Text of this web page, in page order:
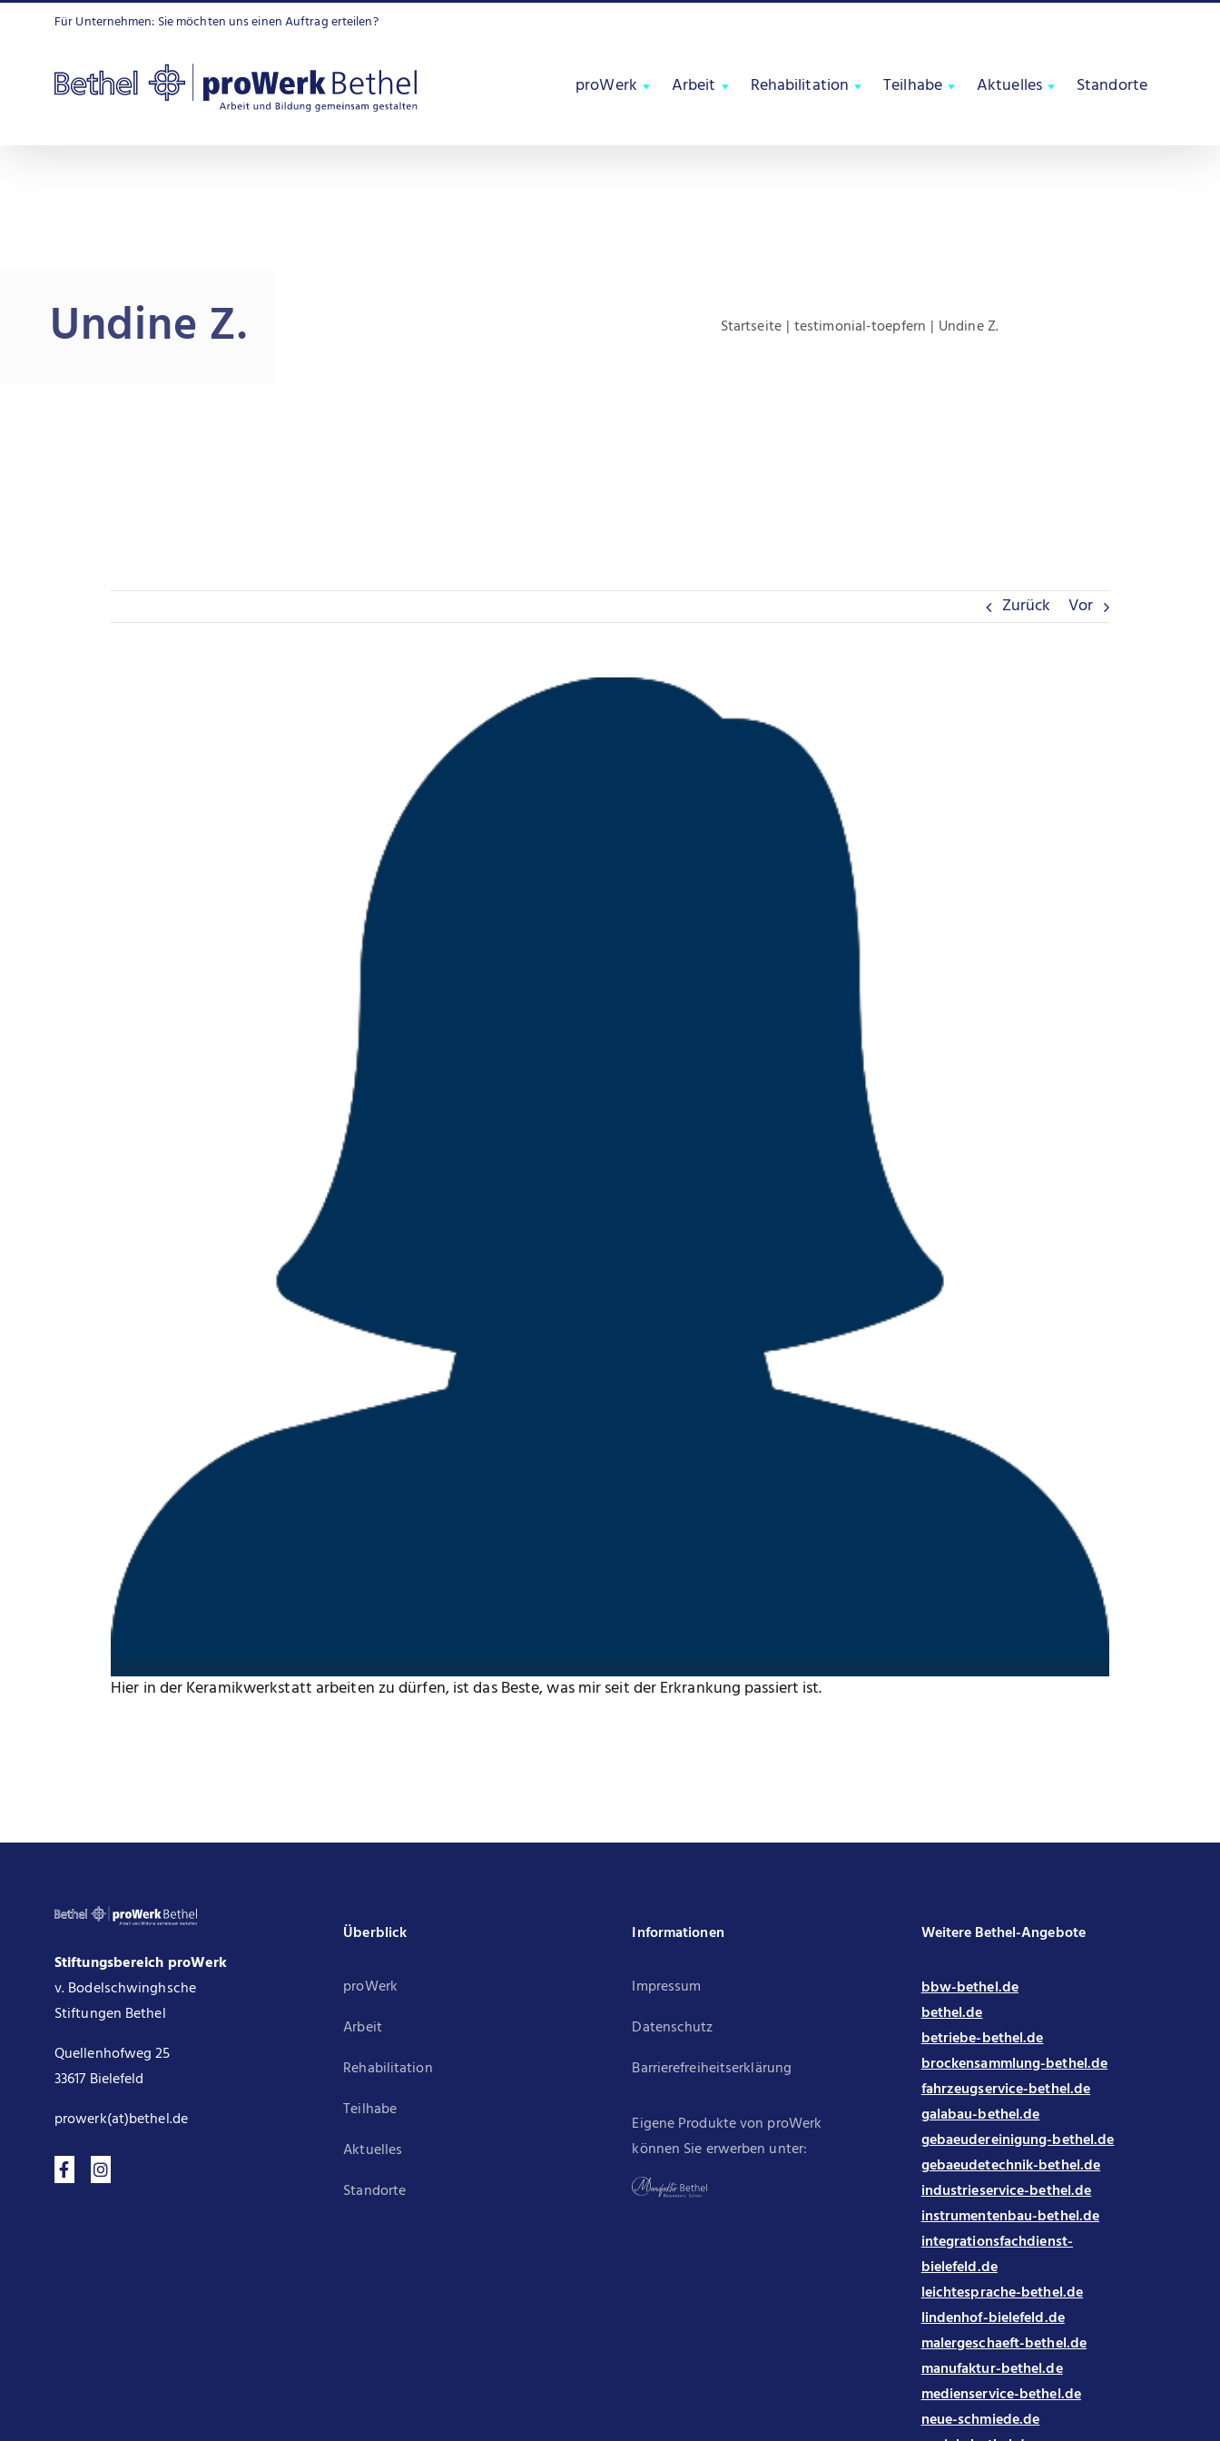
Zum
Für Unternehmen: Sie möchten uns einen Auftrag erteilen?
proWerk Arbeit Rehabilitation Teilhabe Aktuelles Standorte
Undine Z. Startseite testimonial-toepfern Undine Z.
Zurück Vor
Hier in der Keramikwerkstatt arbeiten zu dürfen, ist das Beste, was mir seit der Erkrankung passiert ist.
Stiftungsbereich proWerk
v. Bodelschwinghsche
Stiftungen Bethel
Quellenhofweg 25
33617 Bielefeld
prowerk(at)bethel.de
Überblick
proWerk
Arbeit
Rehabilitation
Teilhabe
Aktuelles
Standorte
Informationen
Impressum
Datenschutz
Barrierefreiheitserklärung
Eigene Produkte von proWerk
können Sie erwerben unter:
Weitere Bethel-Angebote
bbw-bethel.de
bethel.de
betriebe-bethel.de
brockensammlung-bethel.de
fahrzeugservice-bethel.de
galabau-bethel.de
gebaeudereinigung-bethel.de
gebaeudetechnik-bethel.de
industrieservice-bethel.de
instrumentenbau-bethel.de
integrationsfachdienst-
bielefeld.de
leichtesprache-bethel.de
lindenhof-bielefeld.de
malergeschaeft-bethel.de
manufaktur-bethel.de
medienservice-bethel.de
neue-schmiede.de